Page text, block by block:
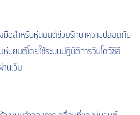
มือสำหรับหุ่นยนต์ช่วยรักษาความปลอดภัย
นยนต์โดยใช้ระบบปฏิบัติการวินโดว์ซีอี
นเว็บ